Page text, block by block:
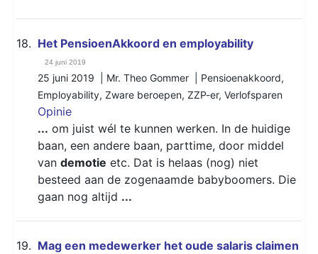
18. Het PensioenAkkoord en employability
24 juni 2019
25 juni 2019 | Mr. Theo Gommer | Pensioenakkoord,
Employability, Zware beroepen, ZZP-er, Verlofsparen
Opinie
... om juist wél te kunnen werken. In de huidige
baan, een andere baan, parttime, door middel
van demotie etc. Dat is helaas (nog) niet
besteed aan de zogenaamde babyboomers. Die
gaan nog altijd ...
19. Mag een medewerker het oude salaris claimen